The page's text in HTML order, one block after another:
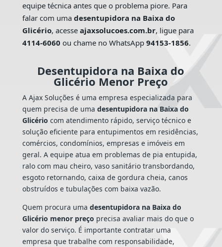
equipe técnica antes que o problema piore. Para
falar com uma desentupidora na Baixa do
Glicério, acesse ajaxsolucoes.com.br, ligue para
4114-6060 ou chame no WhatsApp 94153-1856.
Desentupidora na Baixa do
Glicério Menor Preço
A Ajax Soluções é uma empresa especializada para
quem precisa de uma desentupidora na Baixa do
Glicério com atendimento rápido, serviço técnico e
solução eficiente para entupimentos em residências,
comércios, condomínios, empresas e imóveis em
geral. A equipe atua em problemas de pia entupida,
ralo com mau cheiro, vaso sanitário transbordando,
esgoto retornando, caixa de gordura cheia, canos
obstruídos e tubulações com baixa vazão.
Quem procura uma desentupidora na Baixa do
Glicério menor preço precisa avaliar mais do que o
valor do serviço. É importante contratar uma
empresa que trabalhe com responsabilidade,